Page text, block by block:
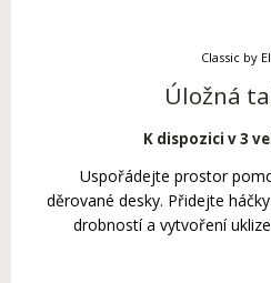
Classic by
Úložná
K dispozici v 3
Uspořádejte prostor
děrované desky. Přidejte
drobností a vytvoření